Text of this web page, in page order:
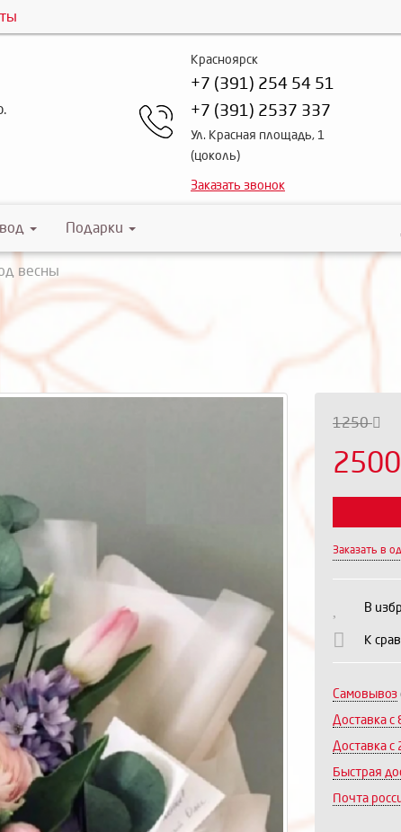
Красноярск
+7 (391) 254 54 51
+7 (391) 2537 337
Ул. Красная площадь, 1
(цоколь)
Заказать звонок
Подарки
весны
1250
2500
Заказать в
В
К
Самовывоз
Доставка c
Доставка с
Быстрая
Почта